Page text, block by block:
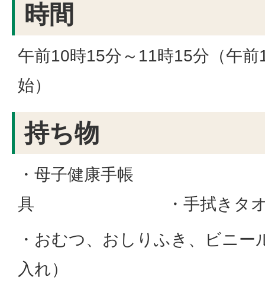
時間
午前10時15分～11時15分（午
始）
持ち物
・母子健康手帳 ・
具 ・手拭きタオ
・おむつ、おしりふき、ビニー
入れ）